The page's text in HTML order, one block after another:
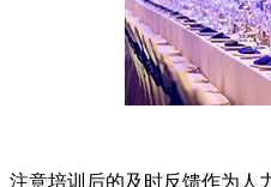
注意培训后的及时反馈作为人